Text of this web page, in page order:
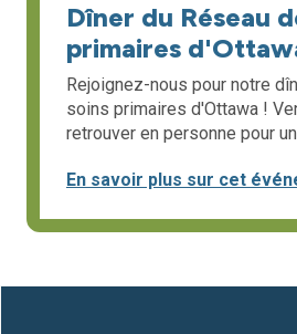
Dîner du Réseau
primaires
Rejoignez-nous pour notre
soins primaires d'Ottawa !
retrouver en personne pour
En savoir plus sur cet